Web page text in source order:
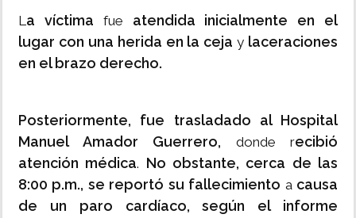
La víctima fue atendida inicialmente en el
lugar con una herida en la ceja y laceraciones
en el brazo derecho.
Posteriormente, fue trasladado al Hospital
Manuel Amador Guerrero, donde recibió
atención médica. No obstante, cerca de las
8:00 p.m., se reportó su fallecimiento a causa
de un paro cardíaco, según el informe